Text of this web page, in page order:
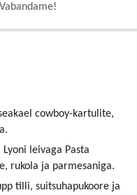
cowboy-kartulite,
leivaga Pasta
rukola ja parmesaniga.
tilli, suitsuhapukoore ja